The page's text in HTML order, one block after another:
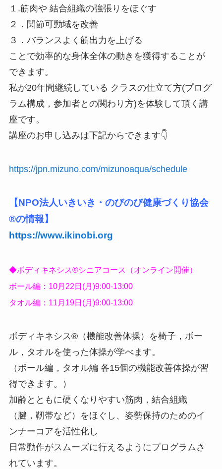
１.筋肉や 結合組織の強張りをほぐす
２．関節可動域を改善
３．バランスよく筋出力を上げる
ことで効率的な身体全体の動きを獲得することが
できます。
私が20年間継続している クラスの仕立て方(プログ
ラム構成，参加者との関わり方)を体験して頂く講
座です。
講座のお申し込みは下記からできます👇
https://jpn.mizuno.com/mizunoaqua/schedule
【NPO法人いきいき・のびのび健康づくり協会
®️の情報】
https://www.ikinobi.org
◆ボディキネシス®️シニアコース（オンライン開催）
ボール編：10月22日(月)9:00-13:00
タオル編：11月19日(月)9:00-13:00
ボディキネシス®️（機能改善体操）を椅子，ボー
ル，タオルを使った体操が学べます。
（ボール編，タオル編 各15個の機能改善体操が習
得できます。）
加齢とともに硬くなりやすい筋肉，結合組織
（腱，靭帯など）をほぐし、姿勢保持のためのイ
ンナーコアを活性化し
日常動作がスムーズに行えるようにプログラムさ
れています。